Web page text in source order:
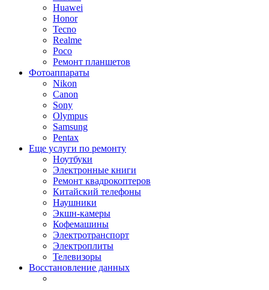
Huawei
Honor
Tecno
Realme
Poco
Ремонт планшетов
Фотоаппараты
Nikon
Canon
Sony
Olympus
Samsung
Pentax
Еще услуги по ремонту
Ноутбуки
Электронные книги
Ремонт квадрокоптеров
Китайский телефоны
Наушники
Экшн-камеры
Кофемашины
Электротранспорт
Электроплиты
Телевизоры
Восстановление данных